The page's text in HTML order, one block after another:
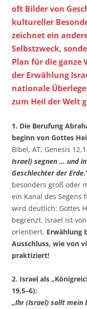
oft Bilder von
kultureller
zeichnet ein
Selbstzweck,
Plan für die ganze
der Erwählung
nationale
zum Heil der Welt
1. Die Berufung
beginn von Gottes
Bibel, AT, Genesis
Israel) segnen … und
Geschlechter der
besonders groß oder
ein Kanal des Segens
wird deutlich: Gottes
begrenzt. Israel ist
orientiert. Erwählung
Ausschluss, wie von
praktiziert!
2. Israel als
19,5–6):
„Ihr (Israel) sollt mein